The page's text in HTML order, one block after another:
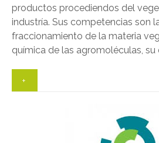
productos procediendos del
industría. Sus competencias son
fraccionamiento de la materia
química de las agromoléculas, su
+